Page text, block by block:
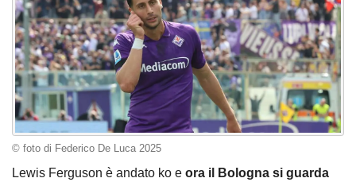
© foto di Federico De Luca 2025
Lewis Ferguson è andato ko e ora il Bologna si guarda